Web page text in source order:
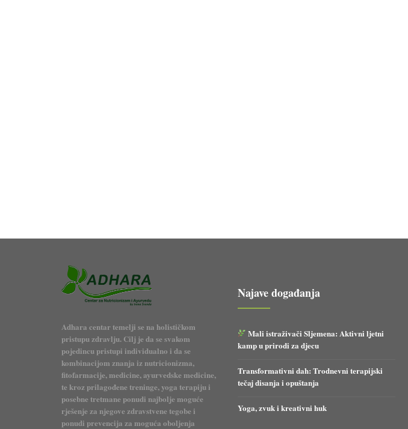
Adhara centar temelji se na holističkom
pristupu zdravlju. Cilj je da se svakom
pojedincu pristupi individualno i da se
kombinacijom znanja iz nutricionizma,
fitofarmacije, medicine, ayurvedske medicine,
te kroz prilagođene treninge, yoga terapiju i
posebne tretmane ponudi najbolje moguće
rješenje za njegove zdravstvene tegobe i
ponudi prevencija za moguća oboljenja
Najave događanja
Mali istraživači Sljemena: Aktivni ljetni
kamp u prirodi za djecu
Transformativni dah: Trodnevni terapijski
tečaj disanja i opuštanja
Yoga, zvuk i kreativni huk